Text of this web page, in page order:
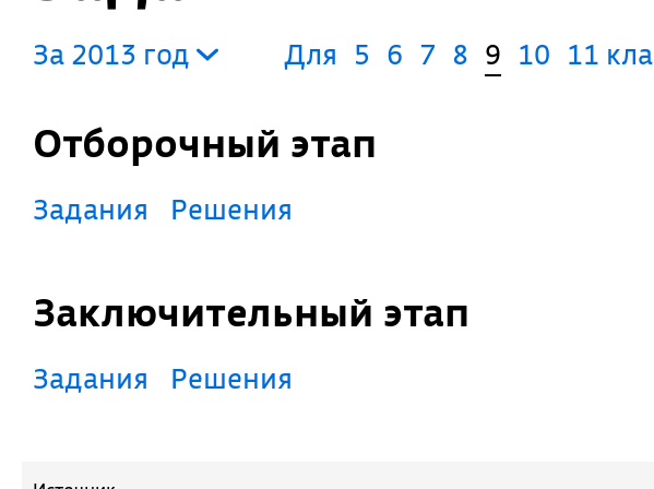
За 2013 год Для 5 6 7 8 9 10 11
Отборочный этап
Задания Решения
Заключительный этап
Задания Решения